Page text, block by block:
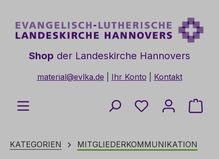
Shop der Landeskirche Hannovers
material@evlka.de Ihr Konto Kontakt
Du hast 0
KATEGORIEN MITGLIEDERKOMMUNIKATION